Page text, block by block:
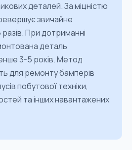
деталей. За міцністю
звичайне
При дотриманні
деталь
3-5 років. Метод
для ремонту бамперів
побутової техніки,
та інших навантажених